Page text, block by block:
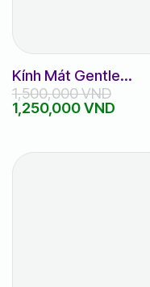
Kính Mát Gentle
Monster Sound Net
1,500,000VND
Giá
gốc
1,500,000 VND.
1,250,000VNDGiá
là: